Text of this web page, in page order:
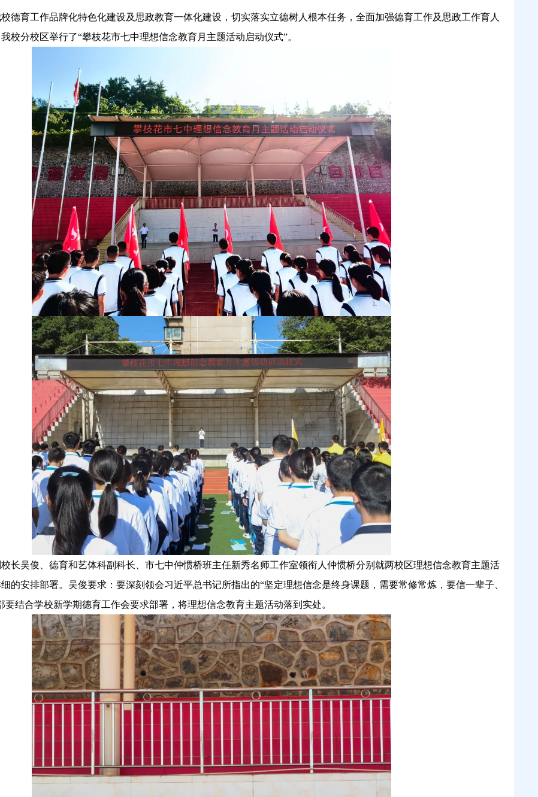
德育工作品牌化特色化建设及思政教育一体化建设，切实落实立德树人根本任务，全面加强德育工作及思政工作育人
校分校区举行了“攀枝花市七中理想信念教育月主题活动启动仪式”。
长吴俊、德育和艺体科副科长、市七中仲惯桥班主任新秀名师工作室领衔人仲惯桥分别就两校区理想信念教育主题活
的安排部署。吴俊要求：要深刻领会习近平总书记所指出的“坚定理想信念是终身课题，需要常修常炼，要信一辈子、
要结合学校新学期德育工作会要求部署，将理想信念教育主题活动落到实处。